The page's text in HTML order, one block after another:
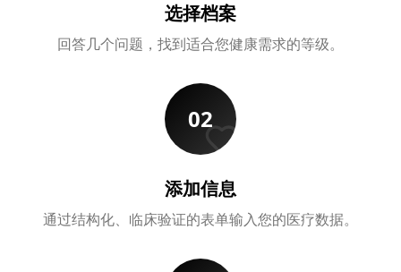
选择档案
回答几个问题，找到适合您健康需求的等级。
02
添加信息
通过结构化、临床验证的表单输入您的医疗数据。